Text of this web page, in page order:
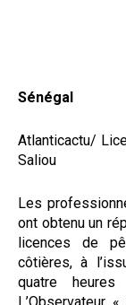
Sénégal
Atlanticactu/
Saliou
Les
ont obtenu un
licences de
côtières, à
quatre
L’Observateur,